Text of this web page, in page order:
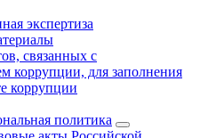
экспертиза
связанных с
коррупции, для заполнения
коррупции
политика